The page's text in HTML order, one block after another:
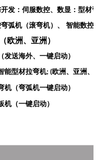
发：伺服数控、数显：型材
弧机（滚弯机）、 智能数控
欧洲、亚洲）
发送海外、一键启动）
能型材拉弯机; ( 欧洲、亚洲、
机（弯弧机一键启动）
机（一键启动）